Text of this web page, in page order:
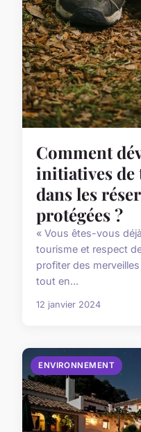
Comment
initiatives de
dans les
protégées ?
« Vous êtes-vous
tourisme et respect
profiter des
tout en...
12 janvier 2024
ENVIRONNEMENT